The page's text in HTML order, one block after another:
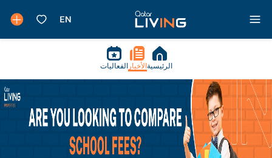
الرئيسية الأخبار الفعاليات